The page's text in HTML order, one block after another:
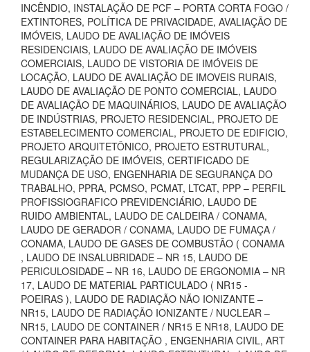
INCÊNDIO, INSTALAÇÃO DE PCF – PORTA CORTA FOGO /
EXTINTORES, POLÍTICA DE PRIVACIDADE, AVALIAÇÃO DE
IMÓVEIS, LAUDO DE AVALIAÇÃO DE IMÓVEIS
RESIDENCIAIS, LAUDO DE AVALIAÇÃO DE IMÓVEIS
COMERCIAIS, LAUDO DE VISTORIA DE IMÓVEIS DE
LOCAÇÃO, LAUDO DE AVALIAÇÃO DE IMOVEIS RURAIS,
LAUDO DE AVALIAÇÃO DE PONTO COMERCIAL, LAUDO
DE AVALIAÇÃO DE MAQUINÁRIOS, LAUDO DE AVALIAÇÃO
DE INDÚSTRIAS, PROJETO RESIDENCIAL, PROJETO DE
ESTABELECIMENTO COMERCIAL, PROJETO DE EDIFICIO,
PROJETO ARQUITETÔNICO, PROJETO ESTRUTURAL,
REGULARIZAÇÃO DE IMÓVEIS, CERTIFICADO DE
MUDANÇA DE USO, ENGENHARIA DE SEGURANÇA DO
TRABALHO, PPRA, PCMSO, PCMAT, LTCAT, PPP – PERFIL
PROFISSIOGRAFICO PREVIDENCIÁRIO, LAUDO DE
RUIDO AMBIENTAL, LAUDO DE CALDEIRA / CONAMA,
LAUDO DE GERADOR / CONAMA, LAUDO DE FUMAÇA /
CONAMA, LAUDO DE GASES DE COMBUSTÃO ( CONAMA
, LAUDO DE INSALUBRIDADE – NR 15, LAUDO DE
PERICULOSIDADE – NR 16, LAUDO DE ERGONOMIA – NR
17, LAUDO DE MATERIAL PARTICULADO ( NR15 -
POEIRAS ), LAUDO DE RADIAÇÃO NÃO IONIZANTE –
NR15, LAUDO DE RADIAÇÃO IONIZANTE / NUCLEAR –
NR15, LAUDO DE CONTAINER / NR15 E NR18, LAUDO DE
CONTAINER PARA HABITAÇÃO , ENGENHARIA CIVIL, ART